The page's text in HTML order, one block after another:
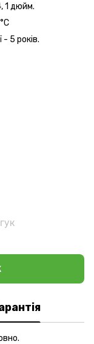
1 дюйм.
5 років.